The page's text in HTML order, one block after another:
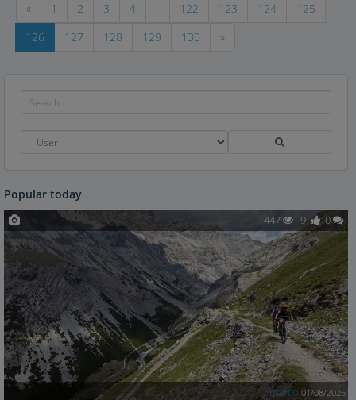
« 1 2 3 4 - 122 123 124
125
126
127 128 129 130 »
Popular today
447 9 0
marco 01/08/2026